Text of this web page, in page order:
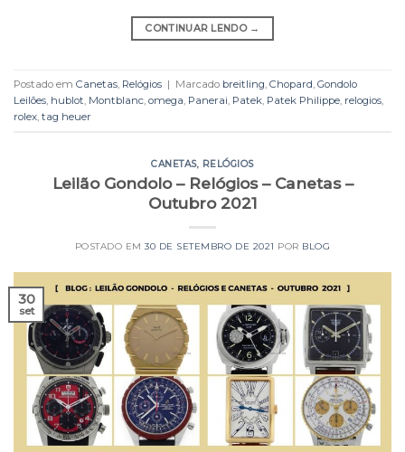
CONTINUAR LENDO →
Postado em Canetas Relógios | Marcado breitling Chopard Gondolo
Leilões hublot Montblanc omega Panerai Patek Patek Philippe relogios
rolex tag heuer
CANETAS, RELÓGIOS
Leilão Gondolo – Relógios – Canetas –
Outubro 2021
POSTADO EM30 DE SETEMBRO DE 2021 POR BLOG
30
set